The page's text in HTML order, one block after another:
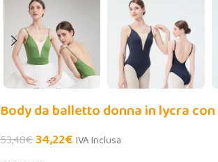
Body da balletto donna in lycra
53,48€34,22€ IVA Inclusa